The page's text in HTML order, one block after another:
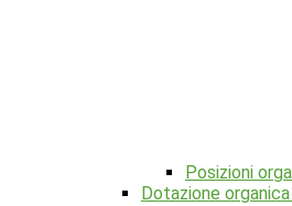
Posizioni
Dotazione organica